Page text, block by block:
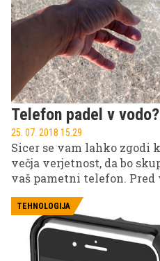
Telefon padel v
25. 07. 2018 15.29
Sicer se vam lahko zgodi
večja verjetnost, da bo
vaš pametni telefon.
kako ga morda lahko
TEHNOLOGIJA